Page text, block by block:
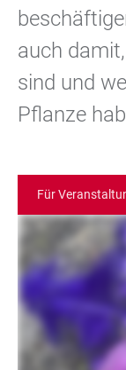
auch
sind und
Pflanze
Für